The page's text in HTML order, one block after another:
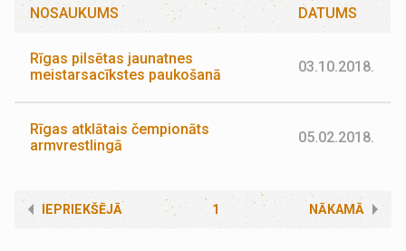
NOSAUKUMS DATUMS
Rīgas pilsētas jaunatnes
meistarsacīkstes paukošanā
03.10.2018.
Rīgas atklātais čempionāts
armvrestlingā
05.02.2018.
IEPRIEKŠĒJĀ 1 NĀKAMĀ